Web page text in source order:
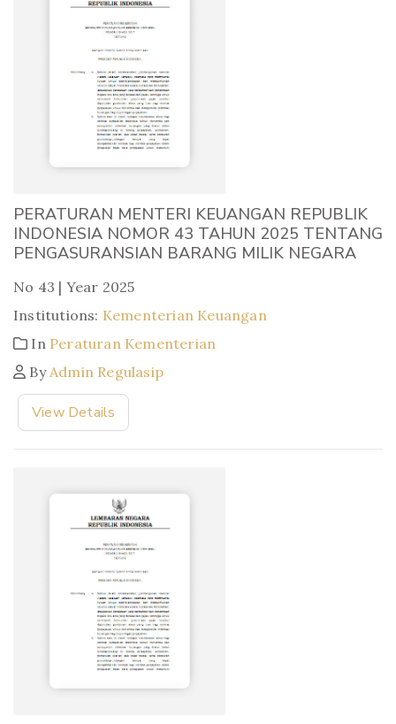
PERATURAN MENTERI KEUANGAN REPUBLIK
INDONESIA NOMOR 43 TAHUN 2025 TENTANG
PENGASURANSIAN BARANG MILIK NEGARA
No 43 | Year 2025
Institutions: Kementerian Keuangan
In Peraturan Kementerian
ByAdmin Regulasip
View Details